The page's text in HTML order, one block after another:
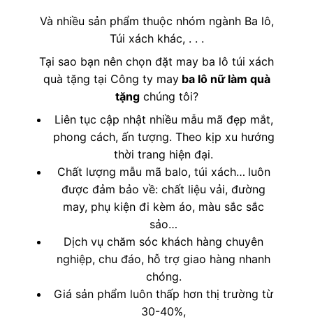
Và nhiều sản phẩm thuộc nhóm ngành Ba lô,
Túi xách khác, . . .
Tại sao bạn nên chọn đặt may ba lô túi xách
quà tặng tại Công ty mayba lô nữ làm quà
tặngchúng tôi?
Liên tục cập nhật nhiều mẫu mã đẹp mắt,
phong cách, ấn tượng. Theo kịp xu hướng
thời trang hiện đại.
Chất lượng mẫu mã balo, túi xách… luôn
được đảm bảo về: chất liệu vải, đường
may, phụ kiện đi kèm áo, màu sắc sắc
sảo…
Dịch vụ chăm sóc khách hàng chuyên
nghiệp, chu đáo, hỗ trợ giao hàng nhanh
chóng.
Giá sản phẩm luôn thấp hơn thị trường từ
30-40%,